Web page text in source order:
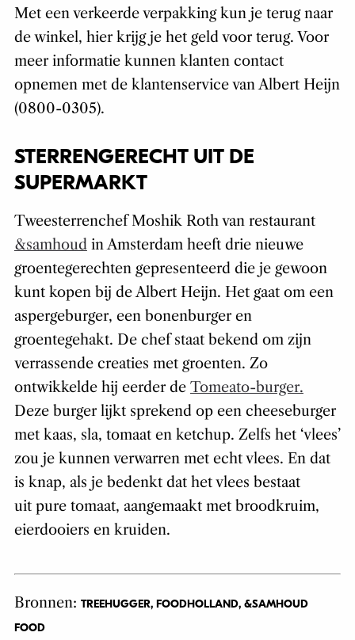
Met een verkeerde verpakking kun je terug naar
de winkel, hier krijg je het geld voor terug. Voor
meer informatie kunnen klanten contact
opnemen met de klantenservice van Albert Heijn
(0800-0305).
STERRENGERECHT UIT DE
SUPERMARKT
Tweesterrenchef Moshik Roth van restaurant
&samhoud in Amsterdam heeft drie nieuwe
groentegerechten gepresenteerd die je gewoon
kunt kopen bij de Albert Heijn. Het gaat om een
aspergeburger, een bonenburger en
groentegehakt. De chef staat bekend om zijn
verrassende creaties met groenten. Zo
ontwikkelde hij eerder de Tomeato-burger.
Deze burger lijkt sprekend op een cheeseburger
met kaas, sla, tomaat en ketchup. Zelfs het ‘vlees’
zou je kunnen verwarren met echt vlees. En dat
is knap, als je bedenkt dat het vlees bestaat
uit pure tomaat, aangemaakt met broodkruim,
eierdooiers en kruiden.
Bronnen: TREEHUGGER, FOODHOLLAND, &SAMHOUD
FOOD